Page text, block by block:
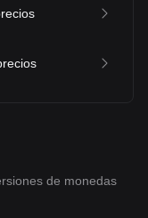
de monedas